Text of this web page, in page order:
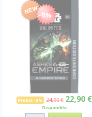
-8%
Promo -8% 24,90 € 22,90 €
Disponible